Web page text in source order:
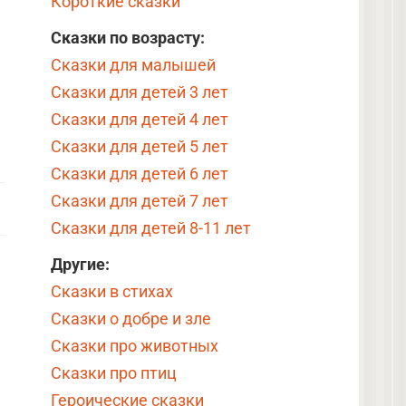
Сказки по возрасту:
Сказки для малышей
Сказки для детей 3 лет
Сказки для детей 4 лет
Сказки для детей 5 лет
Сказки для детей 6 лет
Сказки для детей 7 лет
Сказки для детей 8-11 лет
Другие:
Сказки в стихах
Сказки о добре и зле
Сказки про животных
Сказки про птиц
Героические сказки